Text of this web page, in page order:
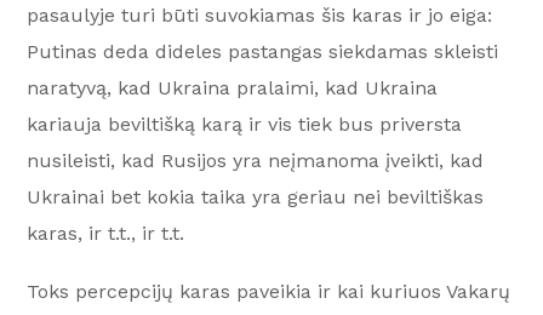
pasaulyje turi būti suvokiamas šis karas ir jo eiga:
Putinas deda dideles pastangas siekdamas skleisti
naratyvą, kad Ukraina pralaimi, kad Ukraina
kariauja beviltišką karą ir vis tiek bus priversta
nusileisti, kad Rusijos yra neįmanoma įveikti, kad
Ukrainai bet kokia taika yra geriau nei beviltiškas
karas, ir t.t., ir t.t.
Toks percepcijų karas paveikia ir kai kuriuos Vakarų